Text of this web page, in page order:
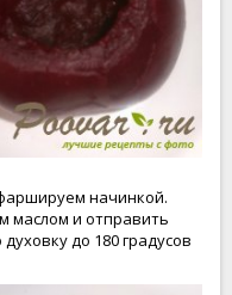
начинкой.
маслом и отправить
до 180 градусов